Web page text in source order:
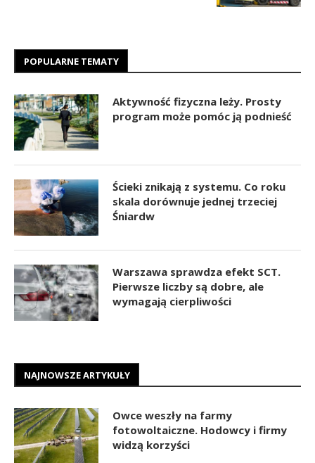
POPULARNE TEMATY
Aktywność fizyczna leży. Prosty
program może pomóc ją podnieść
Ścieki znikają z systemu. Co roku
skala dorównuje jednej trzeciej
Śniardw
Warszawa sprawdza efekt SCT.
Pierwsze liczby są dobre, ale
wymagają cierpliwości
NAJNOWSZE ARTYKUŁY
Owce weszły na farmy
fotowoltaiczne. Hodowcy i firmy
widzą korzyści